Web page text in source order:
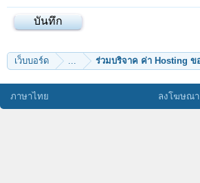
เว็บบอร์ด ...
ภาษาไทย ลงโฆษณา